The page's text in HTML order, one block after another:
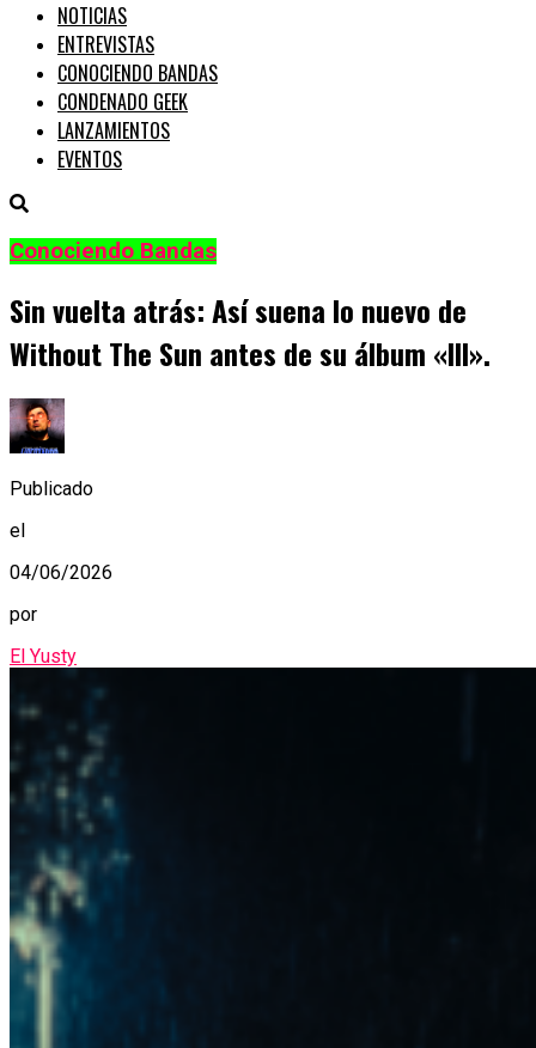
NOTICIAS
ENTREVISTAS
CONOCIENDO BANDAS
CONDENADO GEEK
LANZAMIENTOS
EVENTOS
Conociendo Bandas
Sin vuelta atrás: Así suena lo nuevo de
Without The Sun antes de su álbum «III».
Publicado
el
04/06/2026
por
El Yusty